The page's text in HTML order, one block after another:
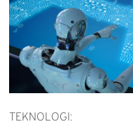
TEKNOLOGI: